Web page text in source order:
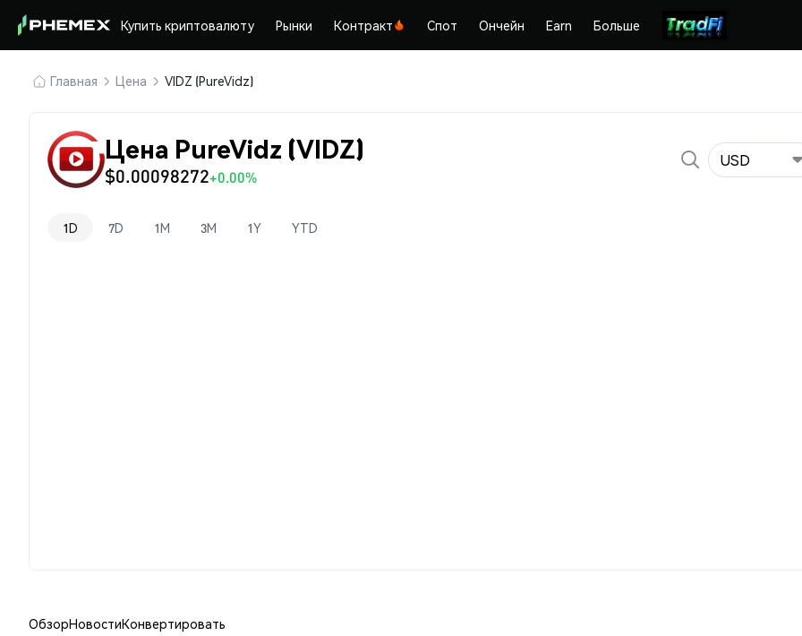
Купить криптовалюту Рынки Контракт Спот Ончейн Earn Больше
Главная Цена VIDZ (PureVidz)
Цена PureVidz (VIDZ)
$0.00098272+0.00%
USD
1D 7D 1M 3M 1Y YTD
ОбзорНовостиКонвертировать